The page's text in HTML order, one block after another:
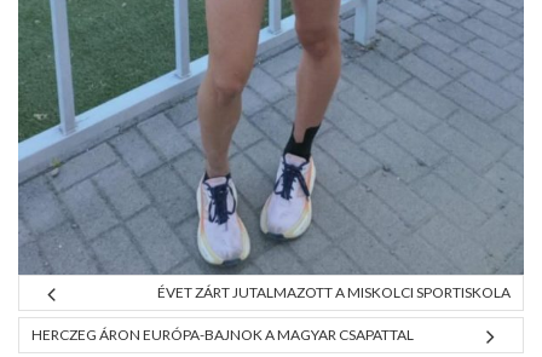
ÉVET ZÁRT JUTALMAZOTT A MISKOLCI SPORTISKOLA
HERCZEG ÁRON EURÓPA-BAJNOK A MAGYAR CSAPATTAL